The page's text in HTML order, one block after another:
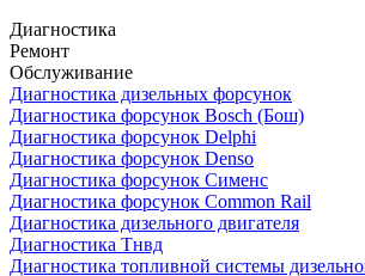
Диагностика
Ремонт
Обслуживание
Диагностика дизельных форсунок
Диагностика форсунок Bosch (Бош)
Диагностика форсунок Delphi
Диагностика форсунок Denso
Диагностика форсунок Сименс
Диагностика форсунок Common Rail
Диагностика дизельного двигателя
Диагностика Тнвд
Диагностика топливной системы